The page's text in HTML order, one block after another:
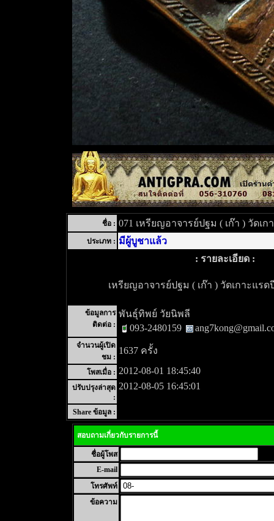
ชื่อ : 071 เหรียญอาจารย์ปฐม ( เก๊า ) วัดเ
ประเภท : มีผู้บูชาแล้ว
: รายละเอียด :
เหรียญอาจารย์ปฐม ( เก๊า ) วัดเกาะแรด
ข้อมูลการ
ติดต่อ :
พันธุ์ทิพย์ วัยนิพลี
093-2480159
จำนวนผู้เปิด
ชม :
1637 ครั้ง
โพสเมื่อ : 2012-08-01 18:45:40
ปรับปรุงล่าสุด
:
2012-08-05 16:45:01
Share ข้อมูล :
สอบถามเกี่ยวกับรายการนี้
ชื่อผู้โพส
E-mail
โทรศัพท์
ข้อความ